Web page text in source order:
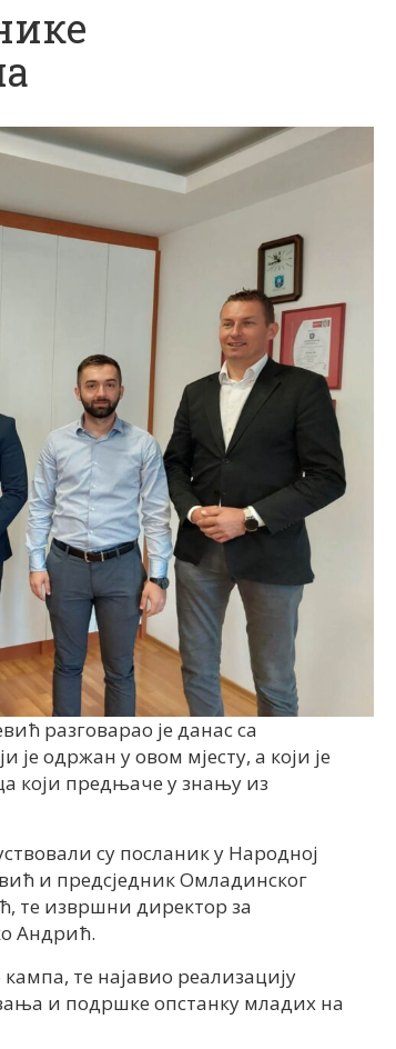
разговарао је данас са
одржан у овом мјесту, а који је
који предњаче у знању из
су посланик у Народној
и предсједник Омладинског
те извршни директор за
Андрић.
те најавио реализацију
и подршке опстанку младих на